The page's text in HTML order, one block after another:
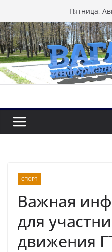
к
содержимому
Пятница,
СПОРТ
Важная
для
движения